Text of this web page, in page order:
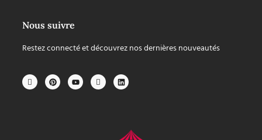
Nous suivre
Restez connecté et découvrez nos dernières nouveautés